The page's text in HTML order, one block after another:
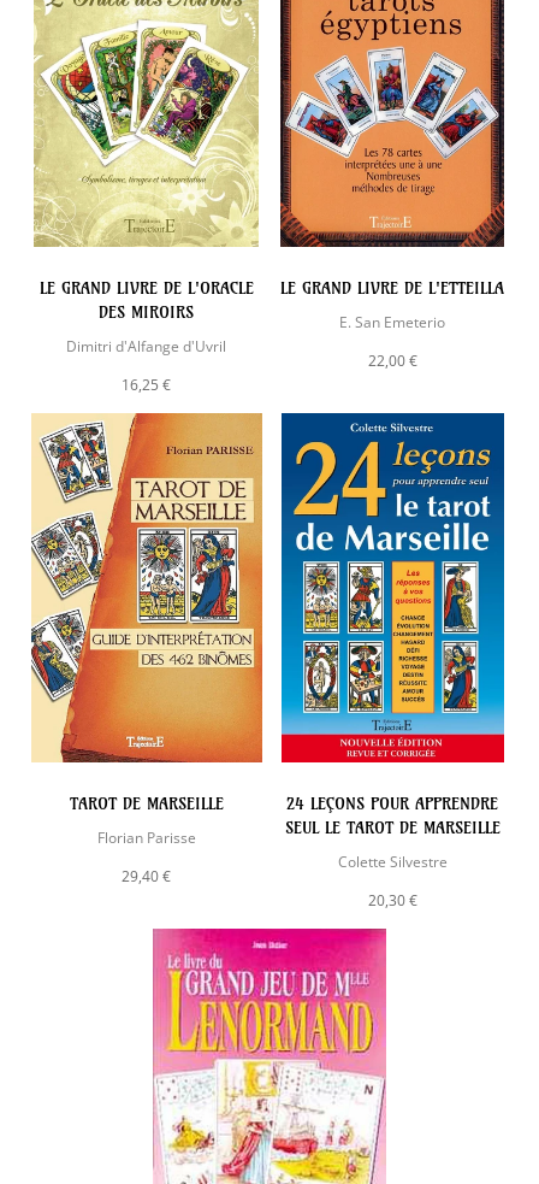
LE GRAND LIVRE DE L'ORACLE
DES MIROIRS
Dimitri d'Alfange d'Uvril
16,25 €
LE GRAND LIVRE DE L'ETTEILLA
E. San Emeterio
22,00 €
TAROT DE MARSEILLE
Florian Parisse
29,40 €
24 LEÇONS POUR APPRENDRE
SEUL LE TAROT DE MARSEILLE
Colette Silvestre
20,30 €